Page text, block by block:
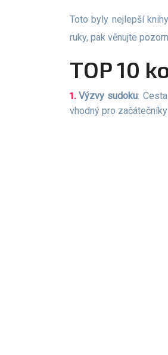
Toto byly nejlepší knihy o technikách sudoku, které vám pomohou pochopit vlastnosti vzrušující hry. Pokud ale chcete mít sbírky hlavolamů kdykoli na dosah
ruky, pak věnujte
TOP 10
Výzvy sudoku:
vhodný pro